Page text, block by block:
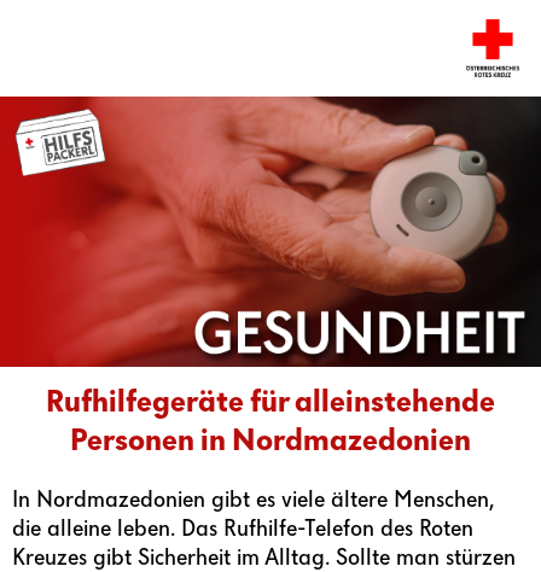
Rufhilfegeräte für alleinstehende
Personen in Nordmazedonien
In Nordmazedonien gibt es viele ältere Menschen,
die alleine leben. Das Rufhilfe-Telefon des Roten
Kreuzes gibt Sicherheit im Alltag. Sollte man stürzen